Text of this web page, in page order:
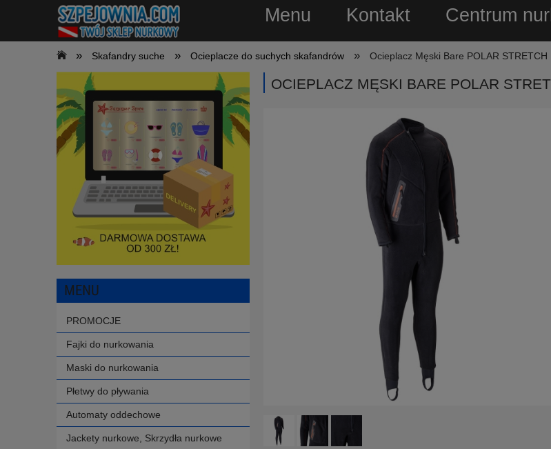
Menu Kontakt Centrum
» Skafandry suche » Ocieplacze do suchych skafandrów » Ocieplacz Męski Bare POLAR STRETCH
MENU
PROMOCJE
Fajki do nurkowania
Maski do nurkowania
Płetwy do pływania
Automaty oddechowe
Jackety nurkowe, Skrzydła nurkowe
OCIEPLACZ MĘSKI BARE POLAR